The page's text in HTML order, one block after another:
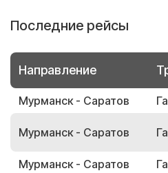
Последние рейсы
Направление
Мурманск - Саратов
Мурманск - Саратов
Мурманск - Саратов